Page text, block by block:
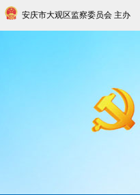
安庆市大观区监察委员会 主办